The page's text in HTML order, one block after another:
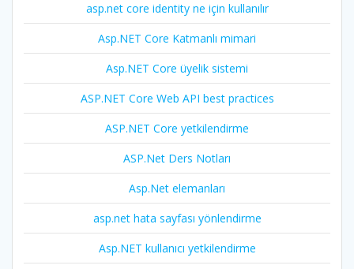
asp.net core identity ne için kullanılır
Asp.NET Core Katmanlı mimari
Asp.NET Core üyelik sistemi
ASP.NET Core Web API best practices
ASP.NET Core yetkilendirme
ASP.Net Ders Notları
Asp.Net elemanları
asp.net hata sayfası yönlendirme
Asp.NET kullanıcı yetkilendirme